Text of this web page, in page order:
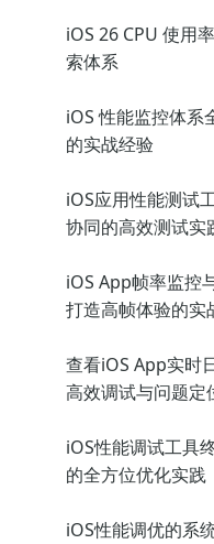
iOS 26 CPU 使用
索体系
iOS 性能监控体系
的实战经验
iOS应用性能测试
协同的高效测试实
iOS App帧率监控
打造高帧体验的实
查看iOS App实时
高效调试与问题定
iOS性能调试工具
的全方位优化实践
iOS性能调优的系